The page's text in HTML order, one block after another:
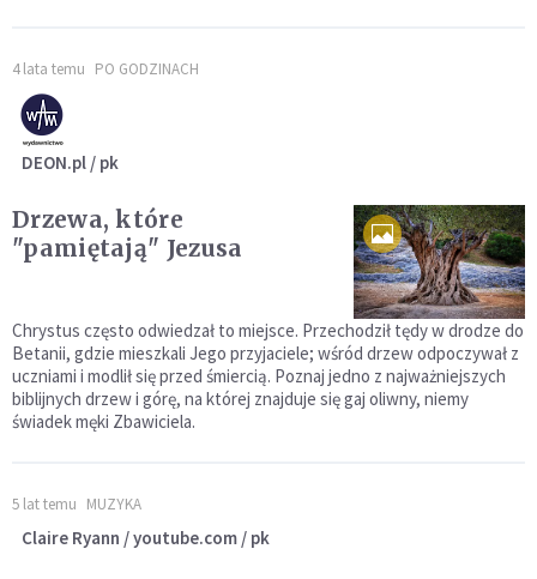
4 lata temu PO GODZINACH
DEON.pl / pk
Drzewa, które
"pamiętają" Jezusa
Chrystus często odwiedzał to miejsce. Przechodził tędy w drodze do
Betanii, gdzie mieszkali Jego przyjaciele; wśród drzew odpoczywał z
uczniami i modlił się przed śmiercią. Poznaj jedno z najważniejszych
biblijnych drzew i górę, na której znajduje się gaj oliwny, niemy
świadek męki Zbawiciela.
5 lat temu MUZYKA
Claire Ryann / youtube.com / pk